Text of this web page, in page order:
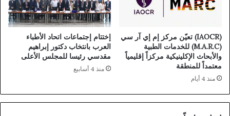
(IAOCR) تعيّن مركز إم إي آر سي
(M.A.R.C) للخدمات الطبية
والأبحاث الإكلينيكية مركزاً إقليمياً
معتمداً للمنطقة
منذ 4 أيام
إختتام إجتماعات اتحاد الأطباء
العرب بانتخاب دكتور إبراهيم
مقدسي رئيسا للمجلس الأعلى
منذ 4 أسابيع